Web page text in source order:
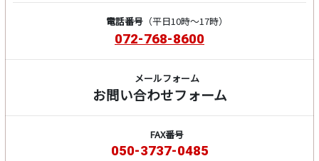
電話番号（平日10時～17時）
072-768-8600
メールフォーム
お問い合わせフォーム
FAX番号
050-3737-0485